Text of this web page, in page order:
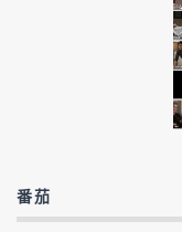
番茄